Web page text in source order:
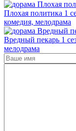
Плохая политика 1
комедия, мелодрама
Вредный пекарь 1
мелодрама